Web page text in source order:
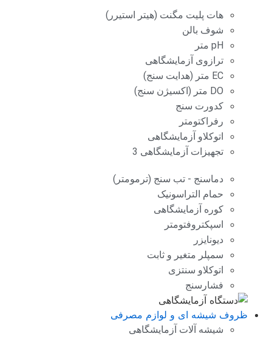
هات پلیت مگنت (هیتر استیرر)
شوف بالن
pH متر
ترازوی آزمایشگاهی
EC متر (هدایت سنج)
DO متر (اکسیژن سنج)
کدورت سنج
رفراکتومتر
اتوکلاو آزمایشگاهی
تجهیزات آزمایشگاهی 3
دماسنج - تب سنج (ترمومتر)
حمام التراسونیک
کوره آزمایشگاهی
اسپکتروفتومتر
دیونایزر
سمپلر متغیر و ثابت
اتوکلاو سنتزی
فشارسنج
ظروف شیشه ای و لوازم مصرفی
شیشه آلات آزمایشگاهی